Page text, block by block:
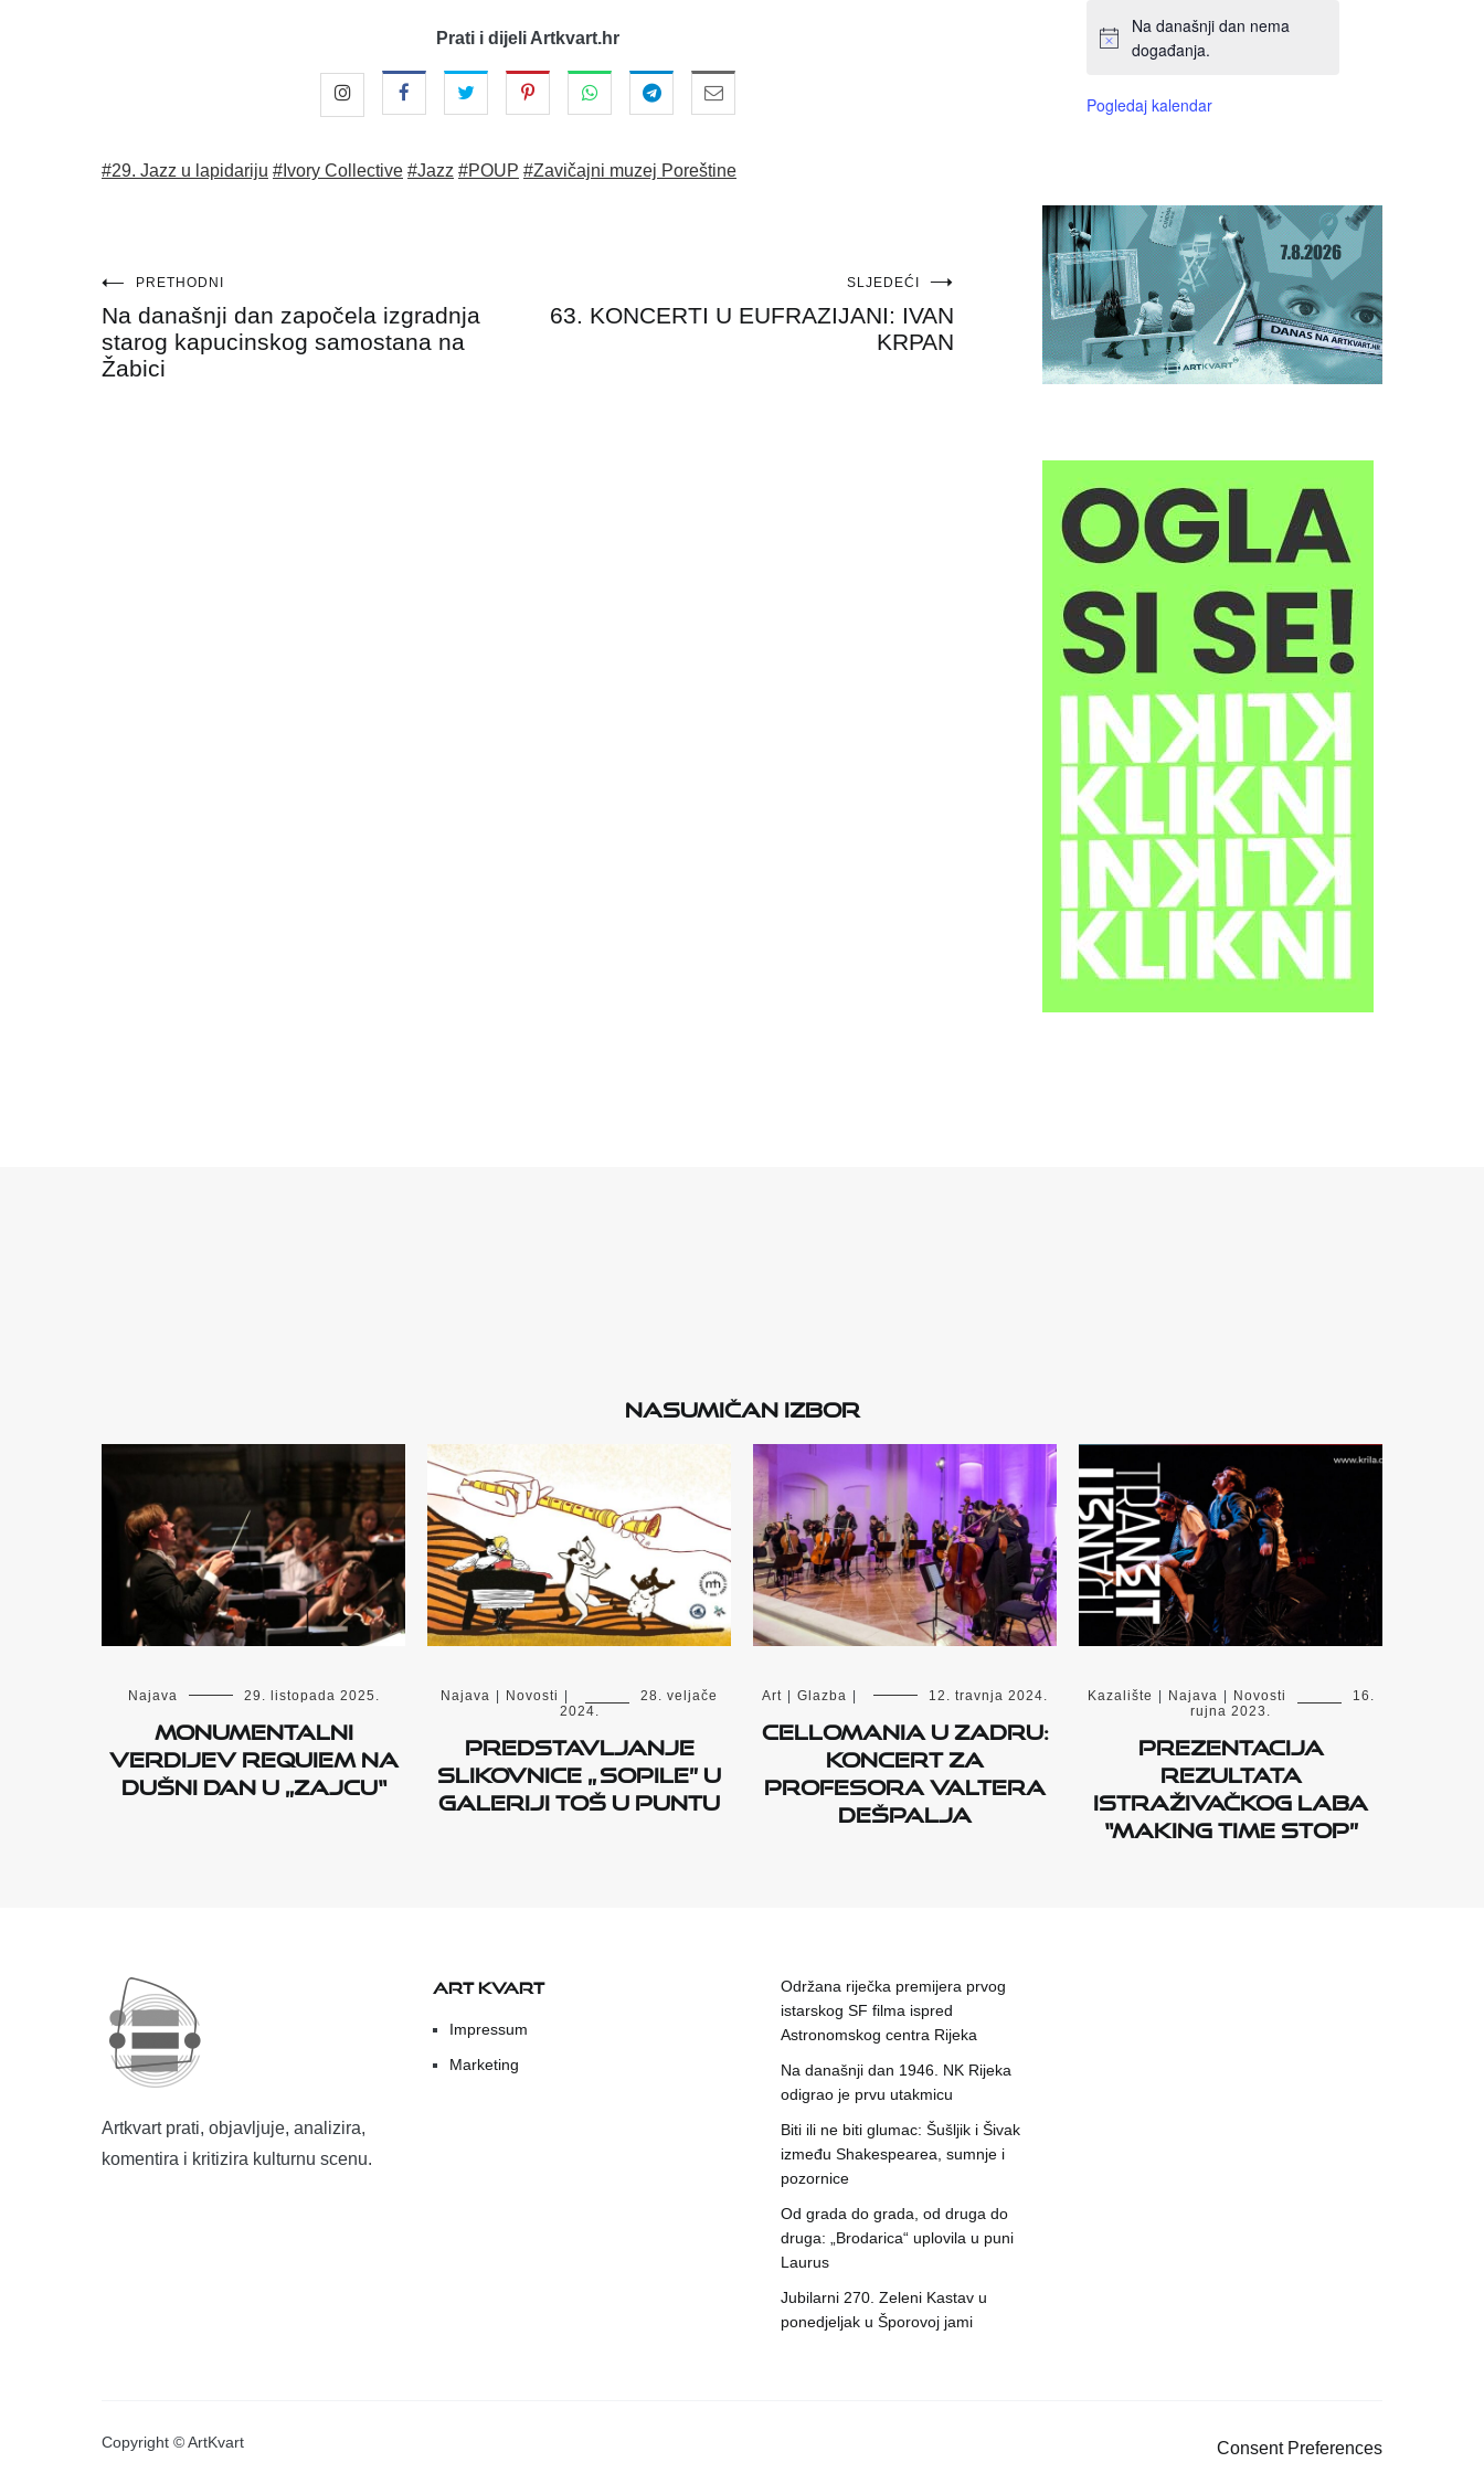
Prati i dijeli Artkvart.hr
#29. Jazz u lapidariju #Ivory Collective #Jazz #POUP #Zavičajni muzej Poreštine
Navigacija
objava
PRETHODNI
Na današnji dan započela izgradnja
starog kapucinskog samostana na
Žabici
SLJEDEĆI
63. KONCERTI U EUFRAZIJANI: IVAN
KRPAN
Na današnji dan nema
događanja.
Pogledaj kalendar
Nasumičan izbor
Najava 29. listopada 2025.
Monumentalni
Verdijev Requiem na
Dušni dan u „Zajcu“
Najava | Novosti |
28. veljače
2024.
Predstavljanje
slikovnice „ Sopile” u
Galeriji Toš u Puntu
Art | Glazba | 12. travnja 2024.
Cellomania u Zadru:
Koncert za
profesora Valtera
Dešpalja
Kazalište Najava Novosti
16.
rujna 2023.
PREZENTACIJA
rezultata
istraživačkog laba
“MAKING TIME STOP”
Artkvart prati, objavljuje, analizira,
komentira i kritizira kulturnu scenu.
ART KVART
Impressum
Marketing
Održana riječka premijera prvog
istarskog SF filma ispred
Astronomskog centra Rijeka
Na današnji dan 1946. NK Rijeka
odigrao je prvu utakmicu
Biti ili ne biti glumac: Šušljik i Šivak
između Shakespearea, sumnje i
pozornice
Od grada do grada, od druga do
druga: „Brodarica“ uplovila u puni
Laurus
Jubilarni 270. Zeleni Kastav u
ponedjeljak u Šporovoj jami
Copyright © ArtKvart Consent Preferences